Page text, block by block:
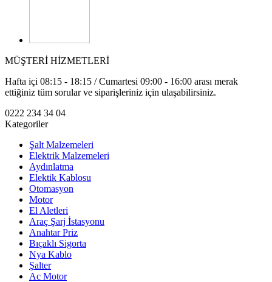
MÜŞTERİ HİZMETLERİ
Hafta içi 08:15 - 18:15 / Cumartesi 09:00 - 16:00 arası merak
ettiğiniz tüm sorular ve siparişleriniz için ulaşabilirsiniz.
0222 234 34 04
Kategoriler
Şalt Malzemeleri
Elektrik Malzemeleri
Aydınlatma
Elektik Kablosu
Otomasyon
Motor
El Aletleri
Araç Şarj İstasyonu
Anahtar Priz
Bıçaklı Sigorta
Nya Kablo
Şalter
Ac Motor